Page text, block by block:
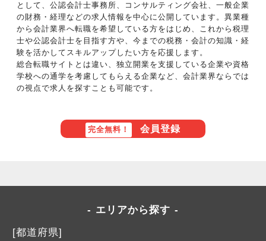
として、公認会計士事務所、コンサルティング会社、一般企業
の財務・経理などの求人情報を中心に公開しています。異業種
から会計業界へ転職を希望している方をはじめ、これから税理
士や公認会計士を目指す方や、今までの税務・会計の知識・経
験を活かしてスキルアップしたい方を応援します。
総合転職サイトとは違い、独立開業を支援している企業や資格
学校への通学を考慮してもらえる企業など、会計業界ならでは
の視点で求人を探すことも可能です。
完全無料！ 会員登録
エリアから探す
[都道府県]